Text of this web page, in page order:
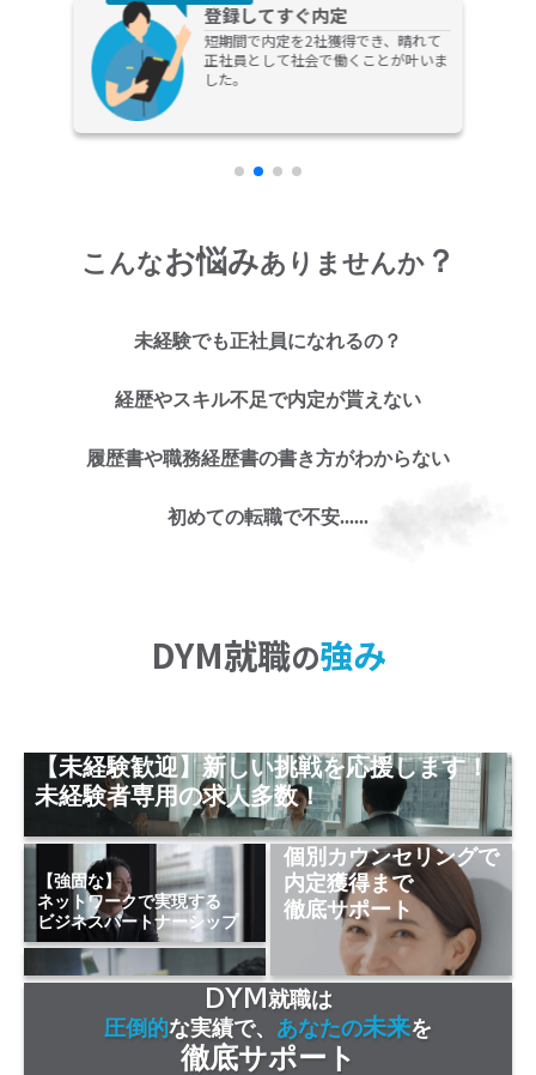
キャリア相談
担当の方がとても熱心に話を聞いてく
れる方で、今後のキャリアプランなど
の提案までしてもらえてものすごく助
こんなお悩みありませんか？
未経験でも正社員になれるの？
経歴やスキル不足で内定が貰えない
履歴書や職務経歴書の書き方がわからない
初めての転職で不安......
お仕事探しのお悩み
お任せくださ
DYM就職の強み
【未経験歓迎】新しい挑戦を応援します！
未経験者専用の求人多数！
【強固な】
ネットワークで実現する
ビジネスパートナーシップ
個別カウンセリングで
内定獲得まで
徹底サポート
DYM 就職は
圧倒的な実績で、 あなたの未来を
徹底サポート